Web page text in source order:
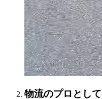
物流のプロとし